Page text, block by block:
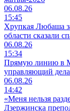
06.08.26
15:45
Хрупкая Любаша
области сказали
06.08.26
15:34
Прямую линию в
управляющий
06.08.26
14:42
«Меня нельзя
Дзержинска